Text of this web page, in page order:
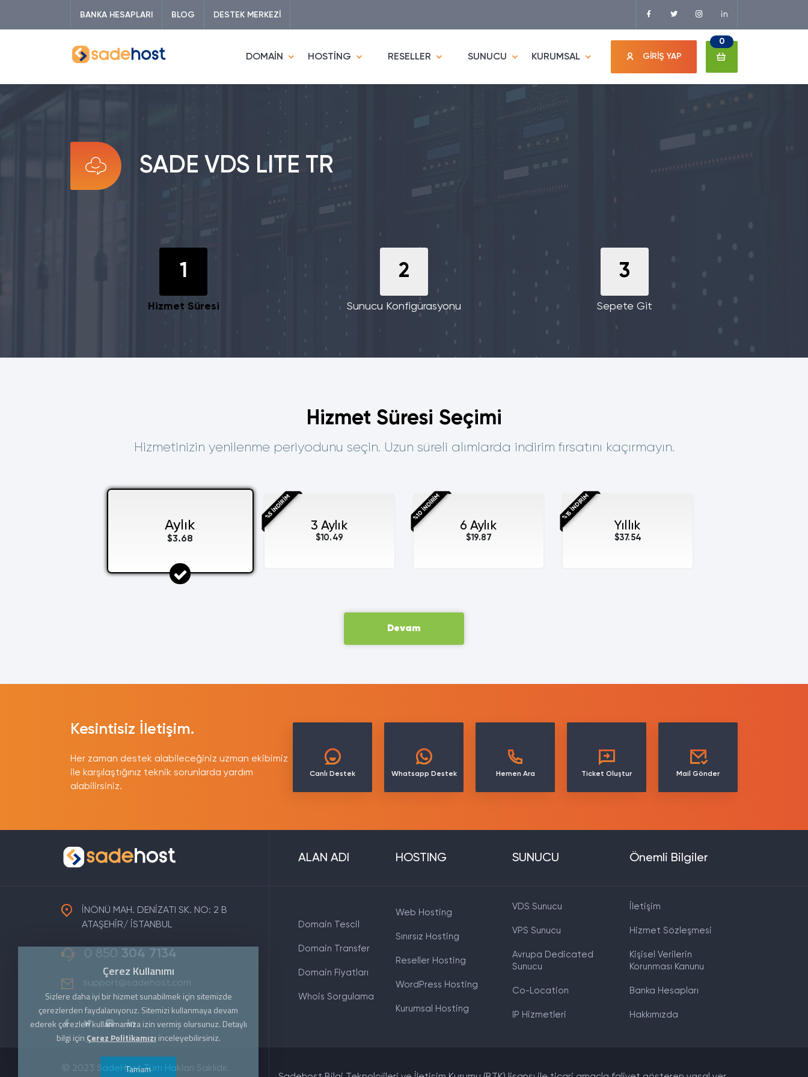
BANKA HESAPLARI BLOG DESTEK MERKEZİ
DOMAİN HOSTİNG RESELLER SUNUCU KURUMSAL GİRİŞ YAP
0
SADE VDS LITE TR
1
Hizmet Süresi
2
Sunucu Konfigürasyonu
3
Sepete Git
Hizmet Süresi Seçimi
Hizmetinizin yenilenme periyodunu seçin. Uzun süreli alımlarda indirim fırsatını kaçırmayın.
Aylık
$3.68
%5 İNDİRİM
3 Aylık
$10.49
%10 İNDİRİM
6 Aylık
$19.87
%15 İNDİRİM
Yıllık
$37.54
Devam
Kesintisiz İletişim.
Her zaman destek alabileceğiniz uzman ekibimiz
ile karşılaştığınız teknik sorunlarda yardım
alabilirsiniz.
Canlı Destek Whatsapp Destek Hemen Ara Ticket Oluştur Mail Gönder
ALAN ADI HOSTING SUNUCU Önemli Bilgiler
İNÖNÜ MAH. DENİZATI SK. NO: 2 B
ATAŞEHİR/ İSTANBUL
0 850 304 7134
support@sadehost.com
Domain Tescil
Domain Transfer
Domain Fiyatları
Whois Sorgulama
Web Hosting
Sınırsız Hosting
Reseller Hosting
WordPress Hosting
Kurumsal Hosting
VDS Sunucu
VPS Sunucu
Avrupa Dedicated
Sunucu
Co-Location
IP Hizmetleri
İletişim
Hizmet Sözleşmesi
Kişisel Verilerin
Korunması Kanunu
Banka Hesapları
Hakkımızda
© 2023 SadeHost Tüm Hakları Saklıdır.
Çerez Kullanımı
Sizlere daha iyi bir hizmet sunabilmek için sitemizde
çerezlerden faydalanıyoruz. Sitemizi kullanmaya devam
ederek çerezleri kullanmamıza izin vermiş olursunuz. Detaylı
bilgi için Çerez Politikamızı inceleyebilirsiniz.
Tamam